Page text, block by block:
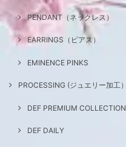
PENDANT（ネックレス）
EARRINGS（ピアス）
EMINENCE PINKS
PROCESSING (ジュエリー加工）
DEF PREMIUM COLLECTION
DEF DAILY